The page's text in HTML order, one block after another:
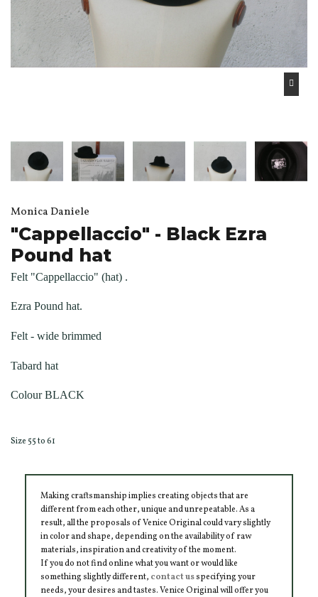
Monica Daniele
"Cappellaccio" - Black Ezra
Pound hat
Felt "Cappellaccio" (hat) .
Ezra Pound hat.
Felt - wide brimmed
Tabard hat
Colour BLACK
Size 55 to 61
Making craftsmanship implies creating objects that are
different from each other, unique and unrepeatable. As a
result, all the proposals of Venice Original could vary slightly
in color and shape, depending on the availability of raw
materials, inspiration and creativity of the moment.
If you do not find online what you want or would like
something slightly different, contact usspecifying your
needs, your desires and tastes. Venice Original will offer you